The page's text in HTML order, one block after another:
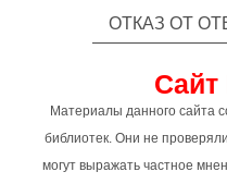
ОТКАЗ ОТ
Сайт
Материалы данного сайта
библиотек. Они не
могут выражать частное